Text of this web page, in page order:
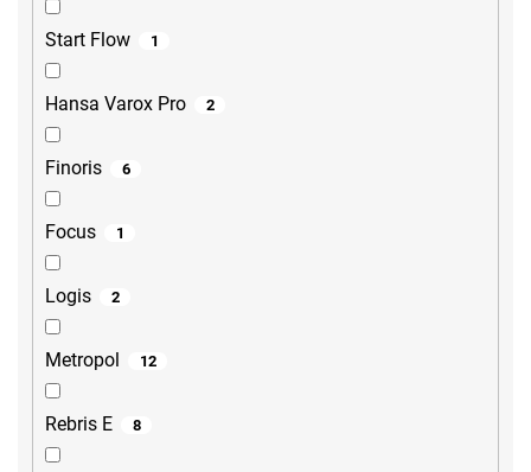
Start Flow 1
Hansa Varox Pro 2
Finoris 6
Focus 1
Logis 2
Metropol 12
Rebris E 8